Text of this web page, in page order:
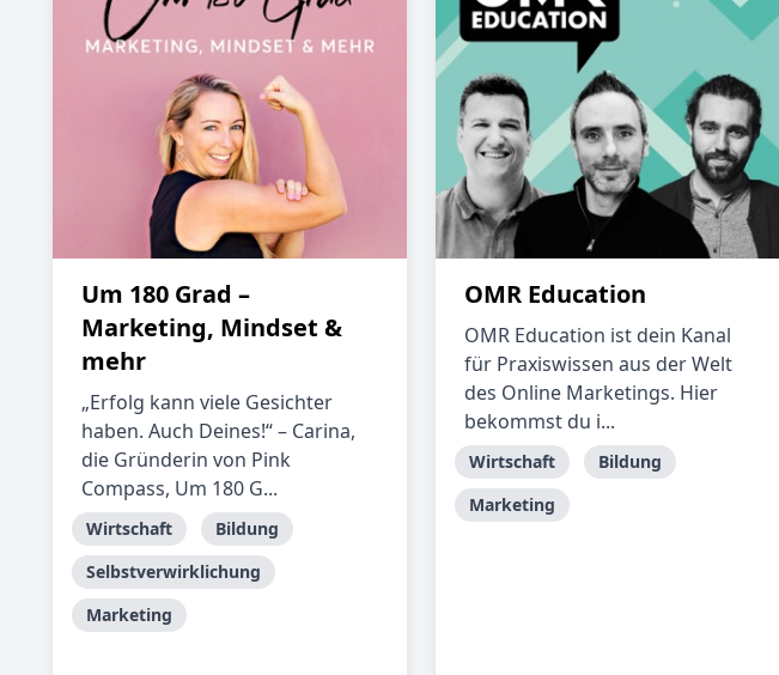
Um 180 Grad –
Marketing, Mindset &
mehr
„Erfolg kann viele Gesichter
haben. Auch Deines!“ – Carina,
die Gründerin von Pink
Compass, Um 180 G...
Wirtschaft
Bildung
Selbstverwirklichung
Marketing
OMR Education
OMR Education ist dein Kanal
für Praxiswissen aus der Welt
des Online Marketings. Hier
bekommst du i...
Wirtschaft
Bildung
Marketing